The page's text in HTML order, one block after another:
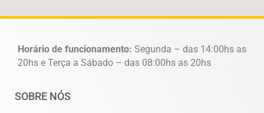
Horário de funcionamento: Segunda – das 14:00hs as
20hs e Terça a Sábado – das 08:00hs as 20hs
SOBRE NÓS